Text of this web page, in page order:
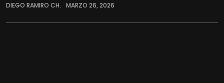
DIEGO RAMIRO CH. MARZO 26, 2026